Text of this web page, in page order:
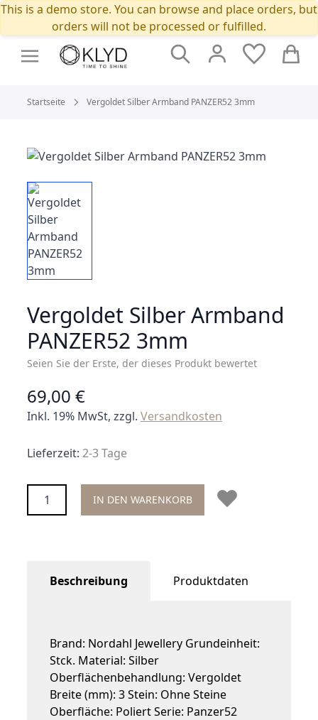
This is a demo store. You can browse and place orders, but
orders will not be processed or fulfilled.
Suche
Cart
Startseite Vergoldet Silber Armband PANZER52 3mm
Vergoldet Silber Armband
PANZER52 3mm
Seien Sie der Erste, der dieses Produkt bewertet
69,00 €
Inkl. 19% MwSt, zzgl. Versandkosten
Lieferzeit: 2-3 Tage
Menge IN DEN WARENKORB
Beschreibung Produktdaten
Brand: Nordahl Jewellery Grundeinheit:
Stck. Material: Silber
Oberflächenbehandlung: Vergoldet
Breite (mm): 3 Stein: Ohne Steine
Oberfläche: Poliert Serie: Panzer52